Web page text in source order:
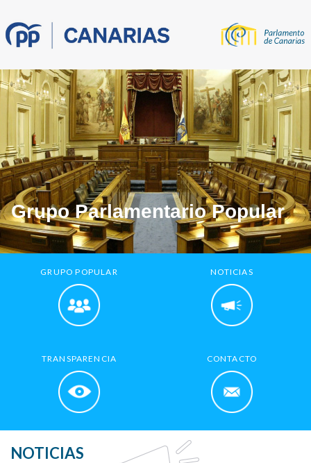
Grupo Parlamentario Popular
GRUPO POPULAR NOTICIAS
TRANSPARENCIA CONTACTO
NOTICIAS